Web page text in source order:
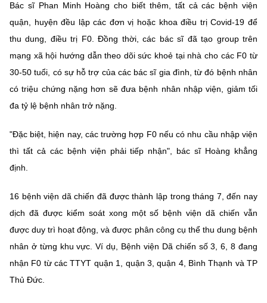
Bác sĩ Phan Minh Hoàng cho biết thêm, tất cả các bệnh viện
quận, huyện đều lập các đơn vị hoặc khoa điều trị Covid-19 để
thu dung, điều trị F0. Đồng thời, các bác sĩ đã tạo group trên
mạng xã hội hướng dẫn theo dõi sức khoẻ tại nhà cho các F0 từ
30-50 tuổi, có sự hỗ trợ của các bác sĩ gia đình, từ đó bệnh nhân
có triệu chứng nặng hơn sẽ đưa bệnh nhân nhập viện, giảm tối
đa tỷ lệ bệnh nhân trở nặng.
"Đặc biệt, hiện nay, các trường hợp F0 nếu có nhu cầu nhập viện
thì tất cả các bệnh viện phải tiếp nhận", bác sĩ Hoàng khẳng
định.
16 bệnh viện dã chiến đã được thành lập trong tháng 7, đến nay
dịch đã được kiểm soát xong một số bệnh viện dã chiến vẫn
được duy trì hoạt động, và được phân công cụ thể thu dung bệnh
nhân ở từng khu vực. Ví dụ, Bệnh viện Dã chiến số 3, 6, 8 đang
nhận F0 từ các TTYT quận 1, quận 3, quận 4, Bình Thạnh và TP
Thủ Đức.